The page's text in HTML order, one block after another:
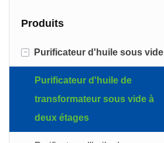
Produits
- Purificateur d'huile sous vide
Purificateur d'huile de
transformateur sous vide à
deux étages